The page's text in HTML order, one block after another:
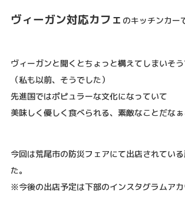
ヴィーガン対応カフェ のキッチンカー
ヴィーガンと聞くとちょっと構えてしまいそ
（私も以前、そうでした）
先進国ではポピュラーな文化になっていて
美味しく優しく食べられる、素敵なことだなぁ
今回は荒尾市の防災フェアにて出店されてい
た。
※今後の出店予定は下部のインスタグラムア